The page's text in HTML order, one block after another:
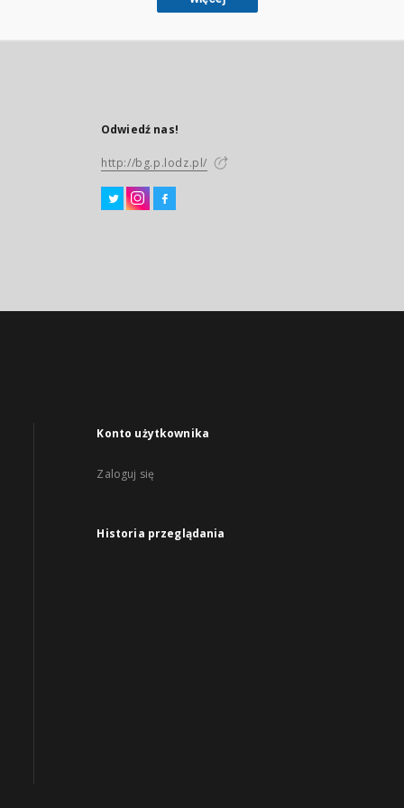
Odwiedź nas!
http://bg.p.lodz.pl/
Konto użytkownika
Zaloguj się
Historia przeglądania